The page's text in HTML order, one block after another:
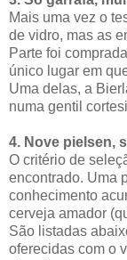
Mais uma vez o
de vidro, mas as
Parte foi
único lugar em
Uma delas, a
numa gentil
4. Nove pielsen,
O critério de
encontrado. Uma
conhecimento
cerveja amador
São listadas
oferecidas com o